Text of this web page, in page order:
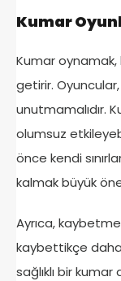
Kumar
Kumar oynamak,
getirir.
unutmamalıdır.
olumsuz
önce kendi
kalmak büyük
Ayrıca,
kaybettikçe
sağlıklı bir